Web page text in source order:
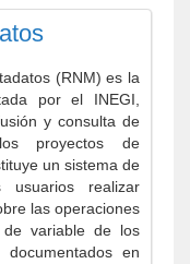
(RNM) es la
por el INEGI,
y consulta de
proyectos de
un sistema de
realizar
las operaciones
variable de los
documentados en